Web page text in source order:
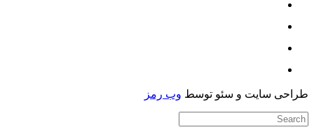
سایت و سئو توسطوب رمز